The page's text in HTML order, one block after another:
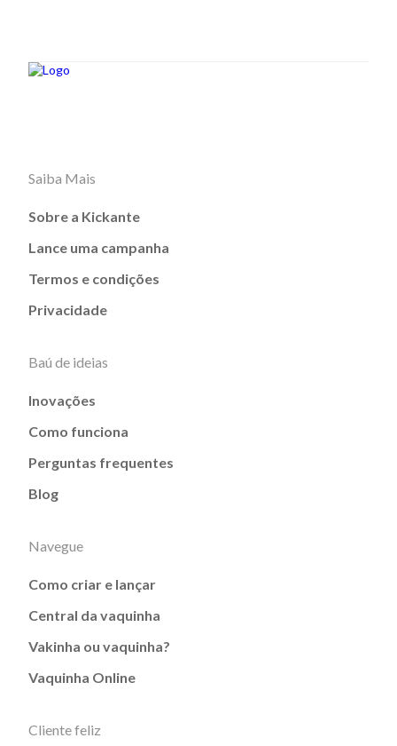
Saiba Mais
Sobre a Kickante
Lance uma campanha
Termos e condições
Privacidade
Baú de ideias
Inovações
Como funciona
Perguntas frequentes
Blog
Navegue
Como criar e lançar
Central da vaquinha
Vakinha ou vaquinha?
Vaquinha Online
Cliente feliz